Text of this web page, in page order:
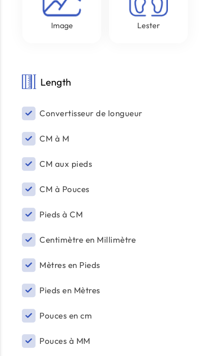
Image Lester
Length
Convertisseur de longueur
CM à M
CM aux pieds
CM à Pouces
Pieds à CM
Centimètre en Millimètre
Mètres en Pieds
Pieds en Mètres
Pouces en cm
Pouces à MM